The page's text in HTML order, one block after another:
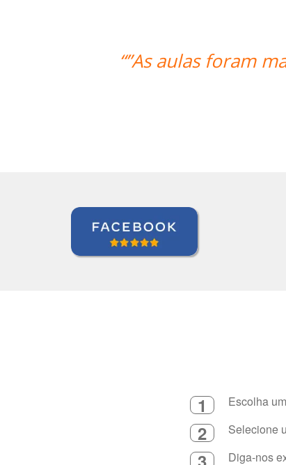
O professor foi ótimo e
1 Escolha
2 Selecione
Diga-nos